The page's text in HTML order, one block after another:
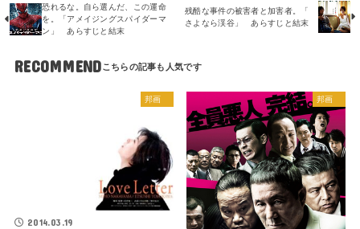
恐れるな。自ら選んだ、この運命
を。「アメイジングスパイダーマ
ン」 あらすじと結末
残酷な事件の被害者と加害者。「
さよなら渓谷」 あらすじと結末
RECOMMEND
邦画
2014.03.19
邦画